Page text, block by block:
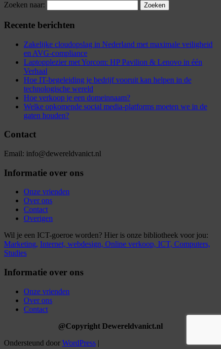
Zoeken naar:
Recente berichten
Zakelijke cloudopslag in Nederland met maximale veiligheid
en AVG-compliance
Laptopplezier met Yorcom: HP Pavilion & Lenovo in één
Verhaal
Hoe IT-begeleiding je bedrijf vooruit kan helpen in de
technologische wereld
Hoe verkoop je een domeinnaam?
Welke opkomende social media-platforms moeten we in de
gaten houden?
Contact
Email: info@dewereldvanict.nl
Informatie over ons
Onze vrienden
Over ons
Contact
Overigen
Wil je een ICT-goeroe worden? Hier is onze bibliotheek voor jou:
Marketing, Internet, webdesign, Online verkoop, ICT, Computers,
Studies
Informatie over ons
Onze vrienden
Over ons
Contact
@Copyright Dewereldvanict.nl
Ondersteund door WordPress |